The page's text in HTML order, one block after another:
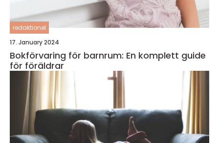
redaktionel
17. January 2024
Bokförvaring för barnrum: En komplett guide
för föräldrar